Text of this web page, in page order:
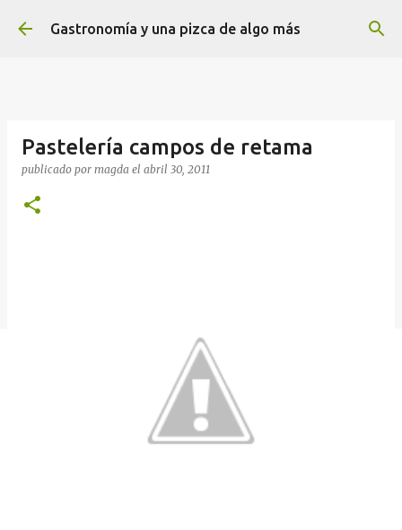
Ir al contenido principal
Gastronomía y una pizca de algo más
Pastelería campos de retama
publicado por magda el abril 30, 2011